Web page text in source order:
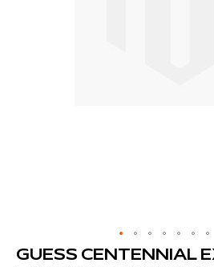
ข้าม
GUESS CENTENNIAL